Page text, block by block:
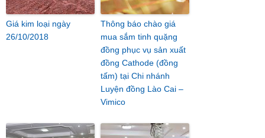
Giá kim loại ngày
26/10/2018
Thông báo chào giá
mua sắm tinh quặng
đồng phục vụ sản xuất
đồng Cathode (đồng
tấm) tại Chi nhánh
Luyện đồng Lào Cai –
Vimico